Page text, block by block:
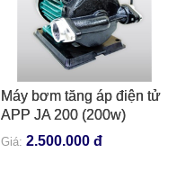
THÊM VÀO GIỎ HÀNG
Máy bơm tăng áp điện tử
APP JA 200 (200w)
Giá: 2.500.000 đ